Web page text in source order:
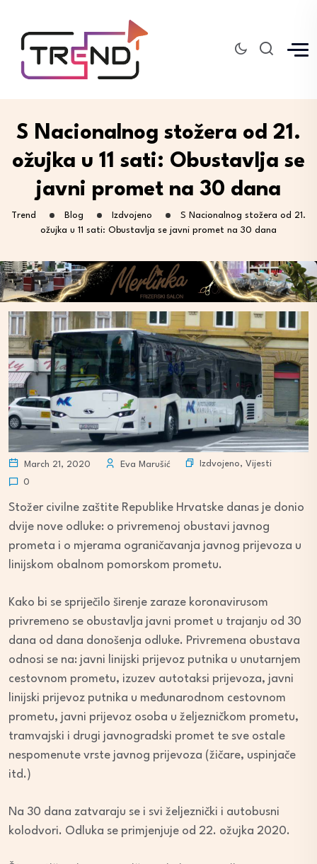
S Nacionalnog stožera od 21.
ožujka u 11 sati: Obustavlja se
javni promet na 30 dana
Trend Blog Izdvojeno
S Nacionalnog stožera od 21.
ožujka u 11 sati: Obustavlja se javni promet na 30 dana
March 21, 2020 Eva Marušić Izdvojeno, Vijesti
0
Stožer civilne zaštite Republike Hrvatske danas je donio
dvije nove odluke: o privremenoj obustavi javnog
prometa i o mjerama ograničavanja javnog prijevoza u
linijskom obalnom pomorskom prometu.
Kako bi se spriječilo širenje zaraze koronavirusom
privremeno se obustavlja javni promet u trajanju od 30
dana od dana donošenja odluke. Privremena obustava
odnosi se na: javni linijski prijevoz putnika u unutarnjem
cestovnom prometu, izuzev autotaksi prijevoza, javni
linijski prijevoz putnika u međunarodnom cestovnom
prometu, javni prijevoz osoba u željezničkom prometu,
tramvajski i drugi javnogradski promet te sve ostale
nespomenute vrste javnog prijevoza (žičare, uspinjače
itd.)
Na 30 dana zatvaraju se i svi željeznički i autobusni
kolodvori. Odluka se primjenjuje od 22. ožujka 2020.